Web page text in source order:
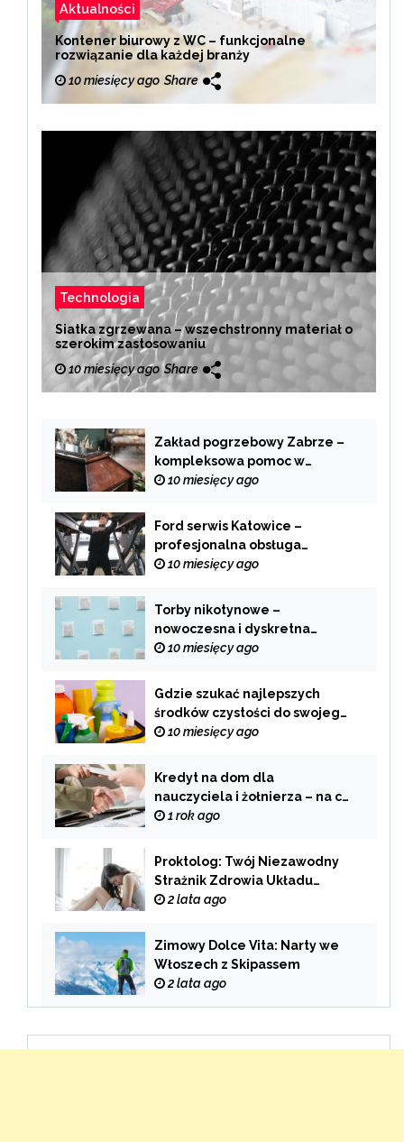
Aktualności
Kontener biurowy z WC – funkcjonalne
rozwiązanie dla każdej branży
10 miesięcy ago Share
Technologia
Siatka zgrzewana – wszechstronny materiał o
szerokim zastosowaniu
10 miesięcy ago Share
Zakład pogrzebowy Zabrze –
kompleksowa pomoc w
trudnych chwilach
10 miesięcy ago
Ford serwis Katowice –
profesjonalna obsługa
Twojego samochodu
10 miesięcy ago
Torby nikotynowe –
nowoczesna i dyskretna
alternatywa dla tradycyjnego
10 miesięcy ago
Gdzie szukać najlepszych
środków czystości do swojego
domu?
10 miesięcy ago
Kredyt na dom dla
nauczyciela i żołnierza – na co
zwrócić uwagę przy wyborze
1 rok ago
Proktolog: Twój Niezawodny
Strażnik Zdrowia Układu
Pokarmowego
2 lata ago
Zimowy Dolce Vita: Narty we
Włoszech z Skipassem
2 lata ago